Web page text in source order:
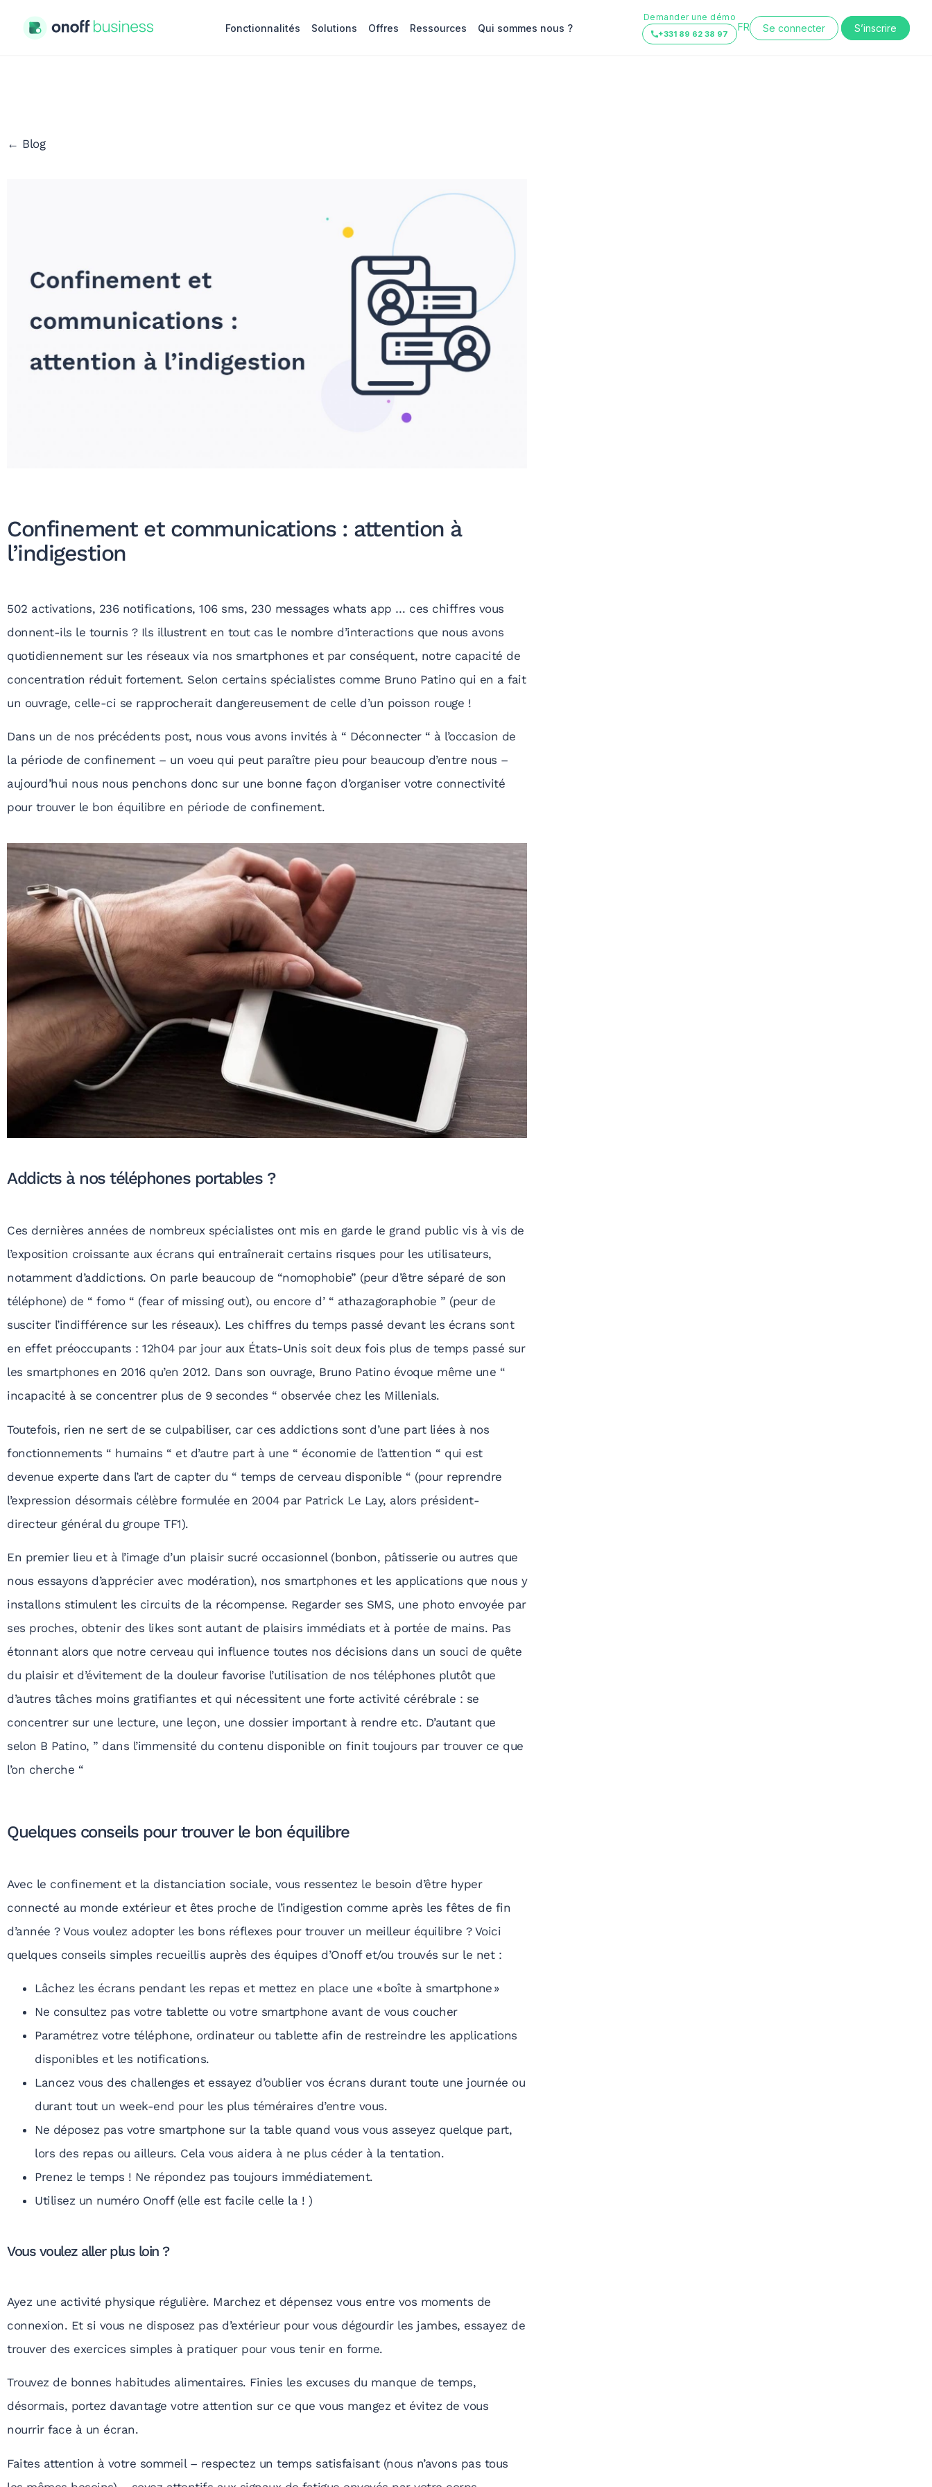
Fonctionnalités Solutions Offres Ressources Qui sommes nous ?
Demander une démo
+331 89 62 38 97
FR
Se connecter S’inscrire
← Blog
Confinement et communications : attention à
l’indigestion
502 activations, 236 notifications, 106 sms, 230 messages whats app … ces chiffres vous
donnent-ils le tournis ? Ils illustrent en tout cas le nombre d’interactions que nous avons
quotidiennement sur les réseaux via nos smartphones et par conséquent, notre capacité de
concentration réduit fortement. Selon certains spécialistes comme Bruno Patino qui en a fait
un ouvrage, celle-ci se rapprocherait dangereusement de celle d’un poisson rouge !
Dans un de nos précédents post, nous vous avons invités à “ Déconnecter “ à l’occasion de
la période de confinement – un voeu qui peut paraître pieu pour beaucoup d’entre nous –
aujourd’hui nous nous penchons donc sur une bonne façon d’organiser votre connectivité
pour trouver le bon équilibre en période de confinement.
Addicts à nos téléphones portables ?
Ces dernières années de nombreux spécialistes ont mis en garde le grand public vis à vis de
l’exposition croissante aux écrans qui entraînerait certains risques pour les utilisateurs,
notamment d’addictions. On parle beaucoup de “nomophobie” (peur d’être séparé de son
téléphone) de “ fomo “ (fear of missing out), ou encore d’ “ athazagoraphobie ” (peur de
susciter l’indifférence sur les réseaux). Les chiffres du temps passé devant les écrans sont
en effet préoccupants : 12h04 par jour aux États-Unis soit deux fois plus de temps passé sur
les smartphones en 2016 qu’en 2012. Dans son ouvrage, Bruno Patino évoque même une “
incapacité à se concentrer plus de 9 secondes “ observée chez les Millenials.
Toutefois, rien ne sert de se culpabiliser, car ces addictions sont d’une part liées à nos
fonctionnements “ humains “ et d’autre part à une “ économie de l’attention “ qui est
devenue experte dans l’art de capter du “ temps de cerveau disponible “ (pour reprendre
l’expression désormais célèbre formulée en 2004 par Patrick Le Lay, alors président-
directeur général du groupe TF1).
En premier lieu et à l’image d’un plaisir sucré occasionnel (bonbon, pâtisserie ou autres que
nous essayons d’apprécier avec modération), nos smartphones et les applications que nous y
installons stimulent les circuits de la récompense. Regarder ses SMS, une photo envoyée par
ses proches, obtenir des likes sont autant de plaisirs immédiats et à portée de mains. Pas
étonnant alors que notre cerveau qui influence toutes nos décisions dans un souci de quête
du plaisir et d’évitement de la douleur favorise l’utilisation de nos téléphones plutôt que
d’autres tâches moins gratifiantes et qui nécessitent une forte activité cérébrale : se
concentrer sur une lecture, une leçon, une dossier important à rendre etc. D’autant que
selon B Patino, ” dans l’immensité du contenu disponible on finit toujours par trouver ce que
l’on cherche “
Quelques conseils pour trouver le bon équilibre
Avec le confinement et la distanciation sociale, vous ressentez le besoin d’être hyper
connecté au monde extérieur et êtes proche de l’indigestion comme après les fêtes de fin
d’année ? Vous voulez adopter les bons réflexes pour trouver un meilleur équilibre ? Voici
quelques conseils simples recueillis auprès des équipes d’Onoff et/ou trouvés sur le net :
Lâchez les écrans pendant les repas et mettez en place une « boîte à smartphone »
Ne consultez pas votre tablette ou votre smartphone avant de vous coucher
Paramétrez votre téléphone, ordinateur ou tablette afin de restreindre les applications
disponibles et les notifications.
Lancez vous des challenges et essayez d’oublier vos écrans durant toute une journée ou
durant tout un week-end pour les plus téméraires d’entre vous.
Ne déposez pas votre smartphone sur la table quand vous vous asseyez quelque part,
lors des repas ou ailleurs. Cela vous aidera à ne plus céder à la tentation.
Prenez le temps ! Ne répondez pas toujours immédiatement.
Utilisez un numéro Onoff (elle est facile celle la ! )
Vous voulez aller plus loin ?
Ayez une activité physique régulière. Marchez et dépensez vous entre vos moments de
connexion. Et si vous ne disposez pas d’extérieur pour vous dégourdir les jambes, essayez de
trouver des exercices simples à pratiquer pour vous tenir en forme.
Trouvez de bonnes habitudes alimentaires. Finies les excuses du manque de temps,
désormais, portez davantage votre attention sur ce que vous mangez et évitez de vous
nourrir face à un écran.
Faites attention à votre sommeil – respectez un temps satisfaisant (nous n’avons pas tous